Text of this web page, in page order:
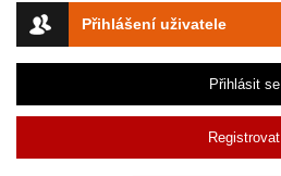
Přihlášení uživatele
Přihlásit se
Registrovat